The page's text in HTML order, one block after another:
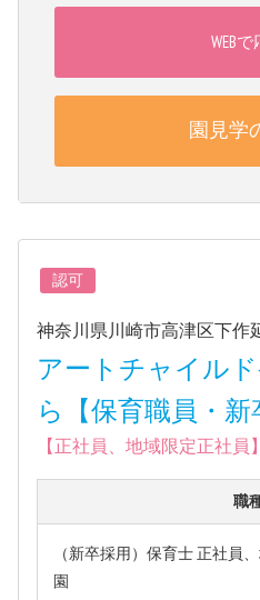
WEB
園見学
認可
神奈川県川崎市高津区下作
アートチャイル
ら【保育職員・新
【正社員、地域限定正社員
職
（新卒採用）保育士 正社員
園